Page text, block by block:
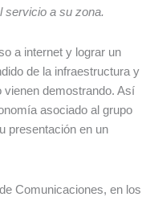
servicio a su zona.
a internet y lograr un
de la infraestructura y
demostrando. Así
asociado al grupo
presentación en un
Comunicaciones, en los